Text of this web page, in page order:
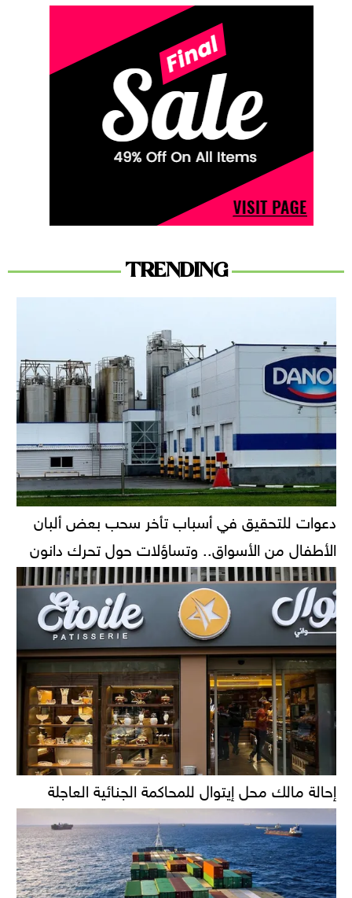
TRENDING
دعوات للتحقيق في أسباب تأخر سحب بعض ألبان
الأطفال من الأسواق.. وتساؤلات حول تحرك دانون
إحالة مالك محل إيتوال للمحاكمة الجنائية العاجلة